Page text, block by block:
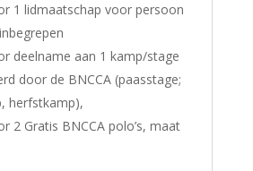
1 lidmaatschap voor persoon
deelname aan 1 kamp/stage
door de BNCCA (paasstage;
herfstkamp),
2 Gratis BNCCA polo’s, maat